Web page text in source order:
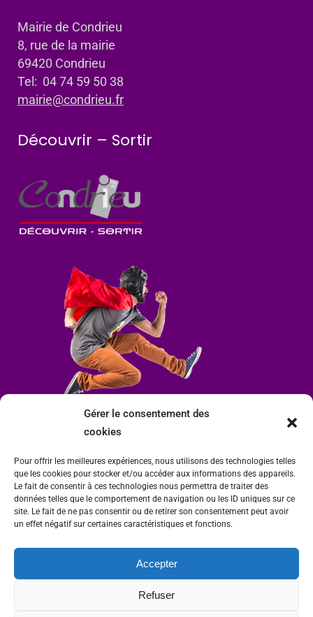
Gérer le consentement des
cookies
Pour offrir les meilleures expériences, nous utilisons des technologies telles
que les cookies pour stocker et/ou accéder aux informations des appareils.
Le fait de consentir à ces technologies nous permettra de traiter des
données telles que le comportement de navigation ou les ID uniques sur ce
site. Le fait de ne pas consentir ou de retirer son consentement peut avoir
un effet négatif sur certaines caractéristiques et fonctions.
Accepter
Refuser
Mairie de Condrieu
8, rue de la mairie
69420 Condrieu
Tel: 04 74 59 50 38
mairie@condrieu.fr
Découvrir – Sortir
Mairie de Condrieu | Copyright © 2023 |Mentions légales